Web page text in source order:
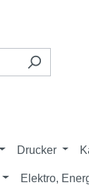
Drucker
Elektro,